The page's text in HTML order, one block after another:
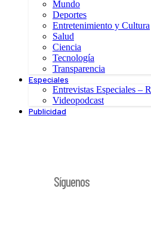
Mundo
Deportes
Entretenimiento y Cultura
Salud
Ciencia
Tecnología
Transparencia
Especiales
Entrevistas Especiales –
Videopodcast
Publicidad
Síguenos